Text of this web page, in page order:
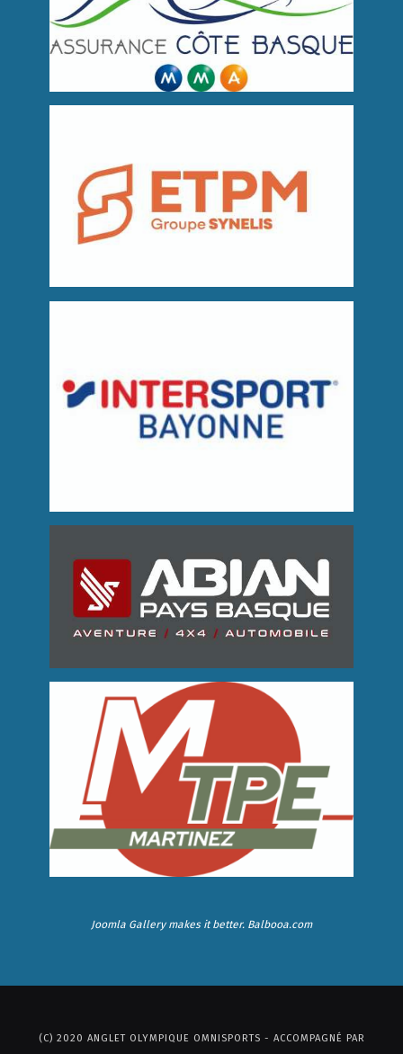
Joomla Gallerymakes it better. Balbooa.com
(C) 2020 ANGLET OLYMPIQUE OMNISPORTS - ACCOMPAGNÉ PAR